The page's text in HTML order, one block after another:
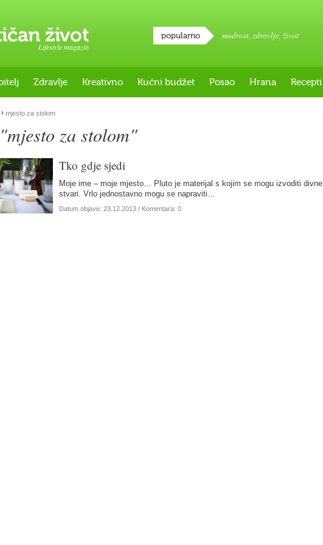
Lifestyle magazin
popularno mudrost, zdravlje, život
Zdravlje Kreativno Kućni budžet Posao Hrana Recepti
› mjesto za stolom
za stolom"
Tko gdje sjedi
Moje ime – moje mjesto… Pluto je materijal s kojim se mogu izvoditi divne
stvari. Vrlo jednostavno mogu se napraviti…
Datum objave: 23.12.2013 / Komentara: 0